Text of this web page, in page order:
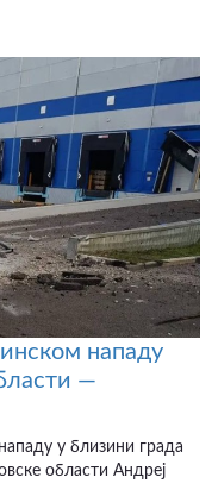
нападу
—
у близини града
области Андреј